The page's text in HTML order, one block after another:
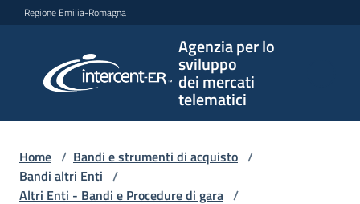
Vai al contenuto
Vai alla navigazione
Vai al footer
Regione Emilia-Romagna
Agenzia per lo
sviluppo
dei mercati
telematici
per lo
sviluppo
telematici
Home / Bandi e strumenti di acquisto /
Bandi altri Enti /
Altri Enti - Bandi e Procedure di gara /